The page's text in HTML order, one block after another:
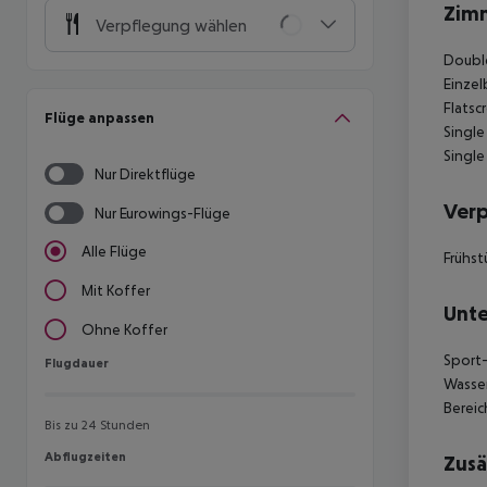
Verpflegung wählen
Flüge anpassen
Nur Direktflüge
Nur Eurowings-Flüge
Alle Flüge
Mit Koffer
Ohne Koffer
Flugdauer
Flugdauer
Bis zu 24 Stunden
Abflugzeiten
Abflugzeiten